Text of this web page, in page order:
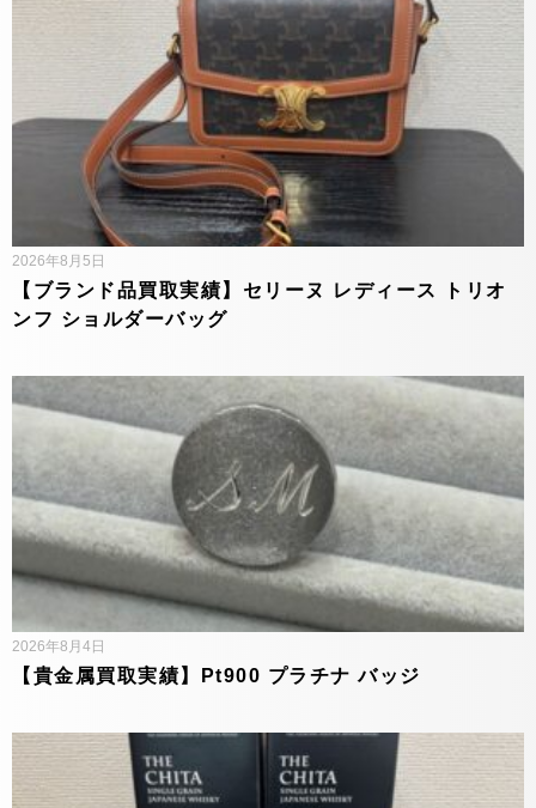
【ブランド品買取実績】セリーヌ レディース トリオ
ンフ ショルダーバッグ
2026年8月5日
【貴金属買取実績】Pt900 プラチナ バッジ
2026年8月4日